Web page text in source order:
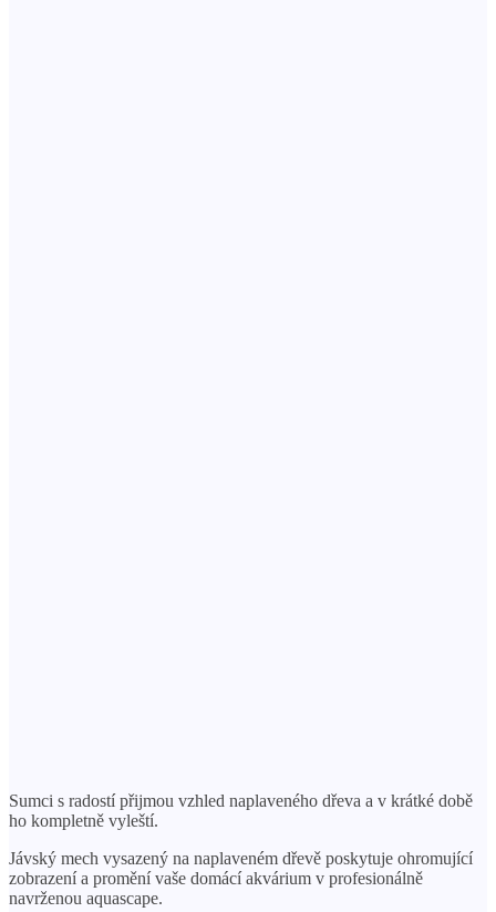
Sumci s radostí přijmou vzhled naplaveného dřeva a v krátké době
ho kompletně vyleští.
Jávský mech vysazený na naplaveném dřevě poskytuje ohromující
zobrazení a promění vaše domácí akvárium v ​​profesionálně
navrženou aquascape.